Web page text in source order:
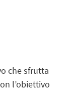
che sfrutta
l’obiettivo